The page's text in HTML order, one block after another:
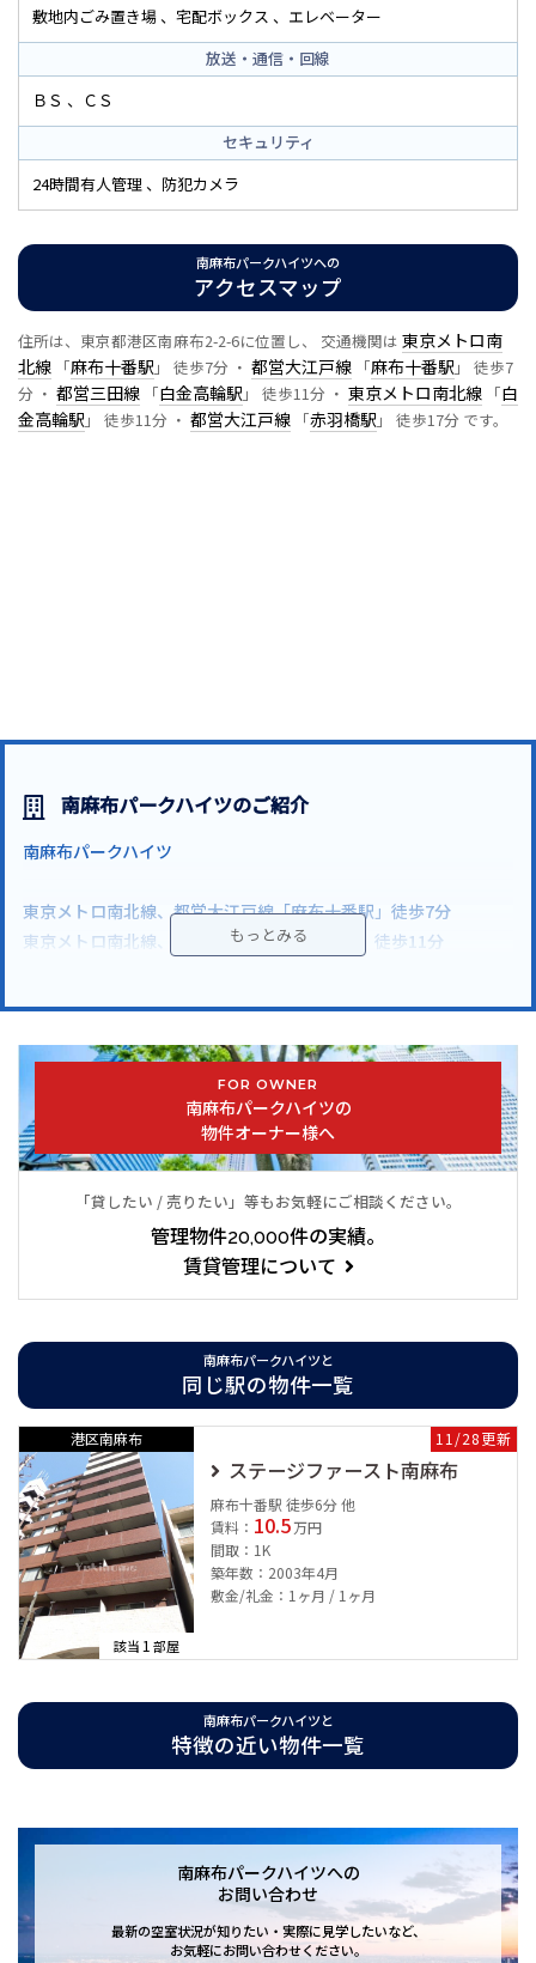
敷地内ごみ置き場 宅配ボックス
エレベーター
放送・通信・回線
ＢＳ
ＣＳ
セキュリティ
24時間有人管理
防犯カメラ
南麻布パークハイツへの
アクセスマップ
住所は、東京都港区南麻布2-2-6に位置し、 交通機関は 東京メトロ南
北線 「麻布十番駅 」 徒歩7分 ・ 都営大江戸線 「麻布十番駅 」 徒歩7
分 ・ 都営三田線 「白金高輪駅 」 徒歩11分 ・ 東京メトロ南北線 「白
金高輪駅 」 徒歩11分 ・ 都営大江戸線 「赤羽橋駅 」 徒歩17分 です。
南麻布パークハイツのご紹介
南麻布パークハイツ
東京メトロ南北線、都営大江戸線「麻布十番駅」徒歩7分
東京メトロ南北線、都営三田線「白金高輪駅」徒歩11分
旧：デュープレックスシリーズの家具家電付サービスアパートメ
ンツ/大型液晶テレビ、ドラム式選択乾燥機、冷蔵庫、食洗機、
ソファーテーブルセット、ベット等/全室1LDKタイプ（37.02～
37.09㎡）の全48住戸／旧南麻布デュープレックスC's
是非この機会にお洒落な街“南麻布”に暮らしてみてはいかがでし
南麻布パークハイツは2007年10月築の総戸数48戸のマンションです。
建築デザイナー設計によるこだわりのデザイナーズマンション。
港区で長い間営業し、港区とともに成長してきたユウキホームが自信
をもってご紹介できる物件です。
最も近い東京メトロ南北線麻布十番駅からは徒歩7分の好立地です。さ
らに都営大江戸線麻布十番駅など全部で5路線が使えて、交通の便が非
常に良いです。宅配ボックスがございますので、普段忙しく荷物を受
け取れない方にとってはとても助かります。24時間有人管理のマンシ
ョンでセキュリティ面も充実。敷地内にごみ置き場がありますので、
FOR OWNER
南麻布パークハイツの
物件オーナー様へ
「貸したい / 売りたい」等もお気軽にご相談ください。
管理物件20,000件の実績。
賃貸管理について
南麻布パークハイツと
同じ駅の物件一覧
港区南麻布 11/28更新
該当1部屋
ステージファースト南麻布
麻布十番駅 徒歩6分 他
賃料： 10.5 万円
間取：1K
築年数：2003年4月
敷金/礼金：1ヶ月 / 1ヶ月
南麻布パークハイツと
特徴の近い物件一覧
南麻布パークハイツへの
お問い合わせ
最新の空室状況が知りたい・実際に見学したいなど、
お気軽にお問い合わせください。